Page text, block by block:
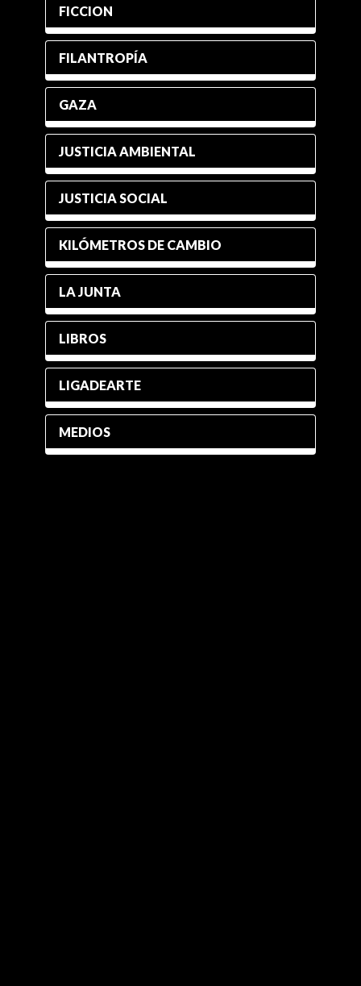
FICCION
FILANTROPÍA
GAZA
JUSTICIA AMBIENTAL
JUSTICIA SOCIAL
KILÓMETROS DE CAMBIO
LA JUNTA
LIBROS
LIGADEARTE
MEDIOS